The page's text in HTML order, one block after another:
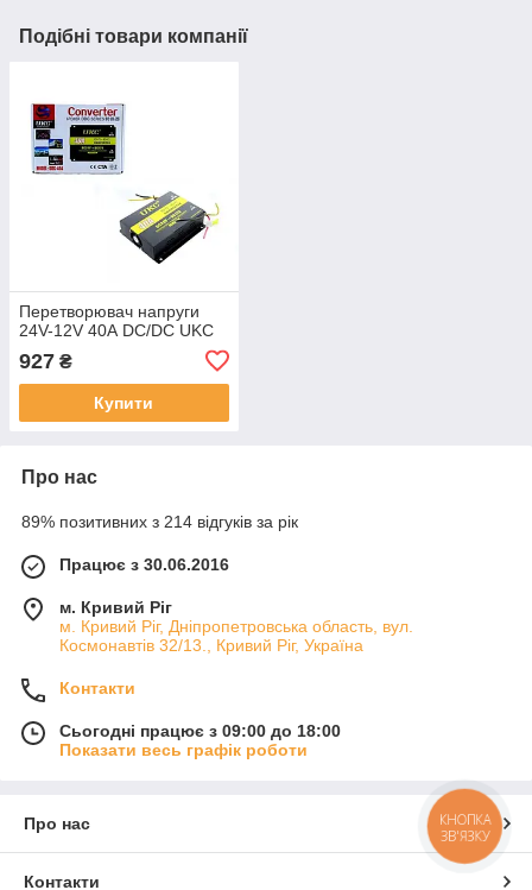
Подібні товари компанії
Перетворювач напруги
24V-12V 40А DC/DC UKC
927 ₴
Купити
Про нас
89% позитивних з 214 відгуків за рік
Працює з 30.06.2016
м. Кривий Ріг
м. Кривий Ріг, Дніпропетровська область, вул.
Космонавтів 32/13., Кривий Ріг, Україна
Контакти
Сьогодні працює з 09:00 до 18:00
Показати весь графік роботи
Про нас
Контакти
КНОПКА
ЗВ'ЯЗКУ